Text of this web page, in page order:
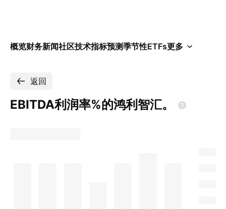
概览财务新闻社区技术指标预测季节性ETFs更多
返回
EBITDA利润率%的鸿利智汇。